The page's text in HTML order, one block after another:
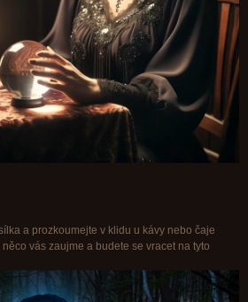
a prozkoumejte v klidu u kávy nebo čaje
vás zaujme a budete se vracet na tyto